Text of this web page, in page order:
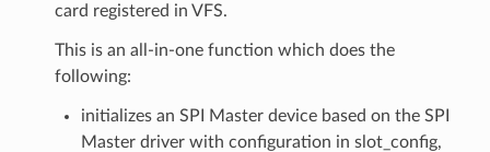
card registered in VFS.
This is an all-in-one function which does the
following:
initializes an SPI Master device based on the SPI
Master driver with configuration in slot_config,